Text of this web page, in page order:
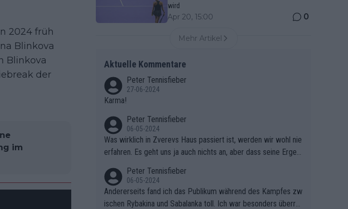
2024 früh
Blinkova
Blinkova
der
im
wird
Apr 20, 15:00 0
Mehr Artikel
Aktuelle Kommentare
Peter Tennisfieber
27-06-2024
Karma!
Peter Tennisfieber
06-05-2024
Was wirklich in Zverevs Haus passiert ist, werden wir wohl nie
erfahren. Es geht uns ja auch nichts an, aber dass seine Ergeb
Peter Tennisfieber
06-05-2024
Andererseits fand ich das Publikum während des Kampfes zw
ischen Rybakina und Sabalanka toll. Ich war besonders überras